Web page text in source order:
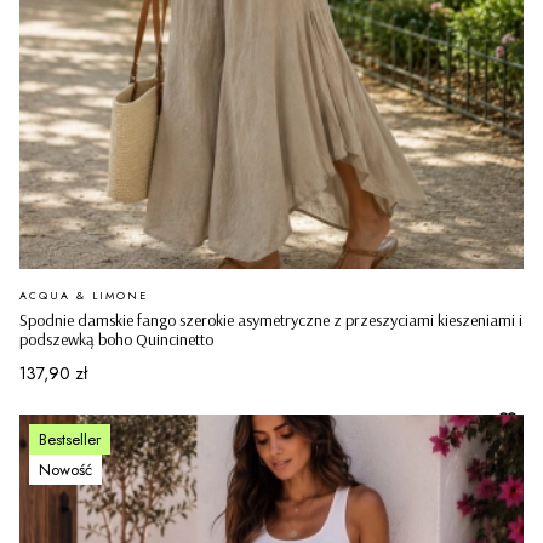
Spodnie damskie fango szerokie asymetryczne z przeszyciami kieszeniami i
podszewką boho Quincinetto
PRODUCENT
ACQUA & LIMONE
Cena
137,90 zł
Bestseller
Nowość